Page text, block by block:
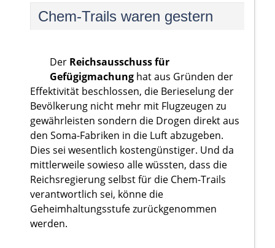
Chem-Trails waren gestern
Der Reichsausschuss für
Gefügigmachunghat aus Gründen der
Effektivität beschlossen, die Berieselung der
Bevölkerung nicht mehr mit Flugzeugen zu
gewährleisten sondern die Drogen direkt aus
den Soma-Fabriken in die Luft abzugeben.
Dies sei wesentlich kostengünstiger. Und da
mittlerweile sowieso alle wüssten, dass die
Reichsregierung selbst für die Chem-Trails
verantwortlich sei, könne die
Geheimhaltungsstufe zurückgenommen
werden.